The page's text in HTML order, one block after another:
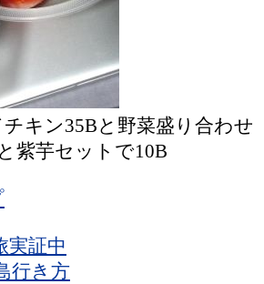
キン35Bと野菜盛り合わせ
紫芋セットで10B
実証中
行き方